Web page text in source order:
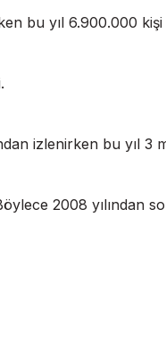
bu yıl 6.900.000
izlenirken bu yıl 3
2008 yılından